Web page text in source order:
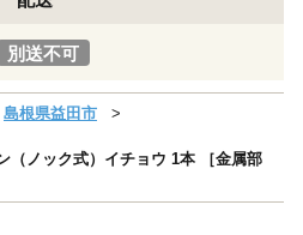
別送不可
島根県益田市
（ノック式）イチョウ 1本 ［金属部